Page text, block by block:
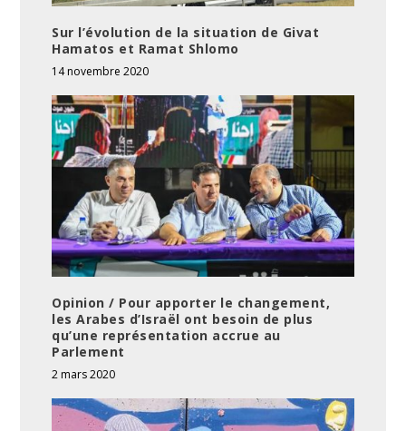
Sur l’évolution de la situation de Givat
Hamatos et Ramat Shlomo
14 novembre 2020
Opinion / Pour apporter le changement,
les Arabes d’Israël ont besoin de plus
qu’une représentation accrue au
Parlement
2 mars 2020